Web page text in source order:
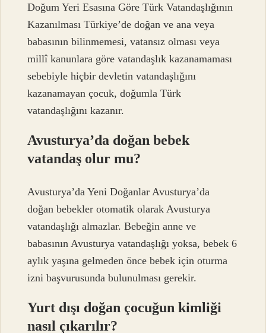
Doğum Yeri Esasına Göre Türk Vatandaşlığının
Kazanılması Türkiye’de doğan ve ana veya
babasının bilinmemesi, vatansız olması veya
millî kanunlara göre vatandaşlık kazanamaması
sebebiyle hiçbir devletin vatandaşlığını
kazanamayan çocuk, doğumla Türk
vatandaşlığını kazanır.
Avusturya’da doğan bebek
vatandaş olur mu?
Avusturya’da Yeni Doğanlar Avusturya’da
doğan bebekler otomatik olarak Avusturya
vatandaşlığı almazlar. Bebeğin anne ve
babasının Avusturya vatandaşlığı yoksa, bebek 6
aylık yaşına gelmeden önce bebek için oturma
izni başvurusunda bulunulması gerekir.
Yurt dışı doğan çocuğun kimliği
nasıl çıkarılır?